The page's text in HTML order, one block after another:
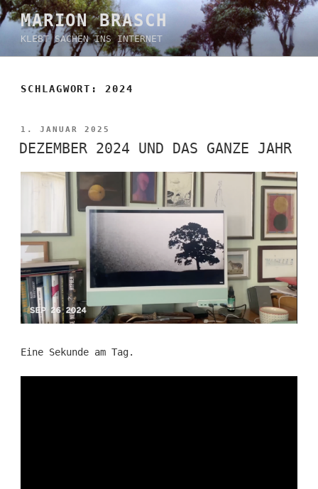
Zum
Inhalt
springen
MARION BRASCH
KLEBT SACHEN INS INTERNET
SCHLAGWORT: 2024
VERÖFFENTLICHT
AM
1. JANUAR 2025
DEZEMBER 2024 UND DAS GANZE JAHR
Eine Sekunde am Tag.